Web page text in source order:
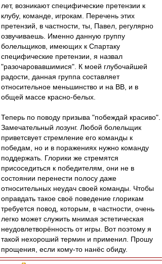
лет, возникают специфические претензии к
клубу, команде, игрокам. Перечень этих
претензий, в частности, ты, Павел, регулярно
озвучиваешь. Именно данную группу
болельщиков, имеющих к Спартаку
специфические претензии, я назвал
"разочаровавшимися". К моей глубочайшей
радости, данная группа составляет
относительное меньшинство и на ВВ, и в
общей массе красно-белых.
Теперь по поводу призыва "побеждай красиво".
Замечательный лозунг. Любой болельщик
приветсвует стремление его команды к
победам, но и в поражениях нужно команду
поддержать. Глорики же стремятся
присоседиться к победителям, они не в
состоянии перенести полосу даже
относительных неудач своей команды. Чтобы
оправдать такое своё поведение глорикам
требуется повод, которым, в частности, очень
легко может служить мнимая эстетическая
неудовлетворённость от игры. Вот поэтому я
такой нехороший термин и применил. Прошу
прощения, если кому-то нанёс обиду.